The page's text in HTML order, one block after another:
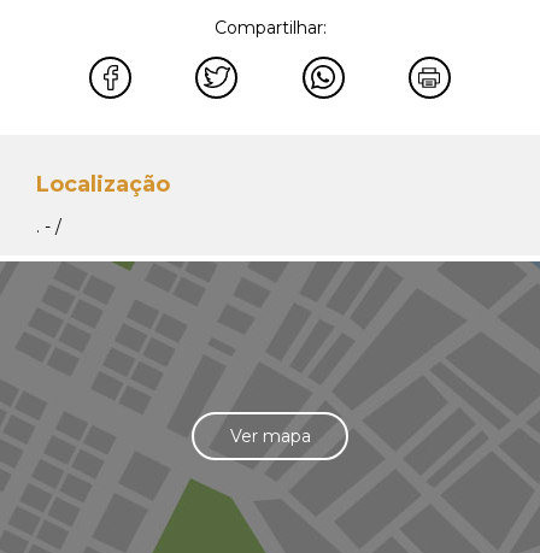
Compartilhar:
Localização
. - /
Ver mapa